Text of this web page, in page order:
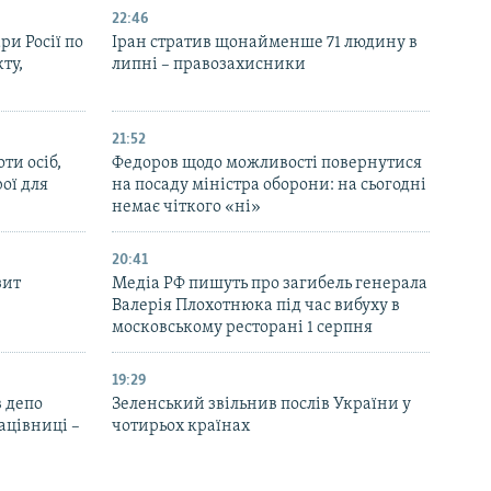
Росії по
22:46
Іран стратив щонайменше 71 людину в
липні – правозахисники
осіб,
для
21:52
Федоров щодо можливості повернутися
на посаду міністра оборони: на сьогодні
немає чіткого «ні»
20:41
Медіа РФ пишуть про загибель генерала
Валерія Плохотнюка під час вибуху в
московському ресторані 1 серпня
депо
–
19:29
Зеленський звільнив послів України у
чотирьох країнах